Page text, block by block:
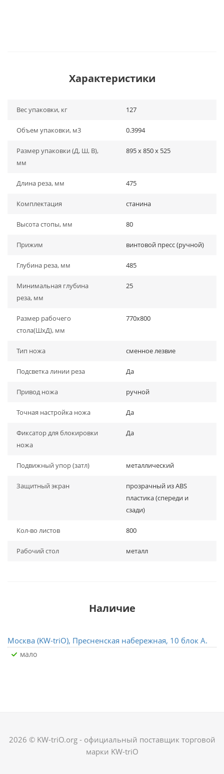
Характеристики
Вес упаковки, кг 127
Объем упаковки, м3 0.3994
Размер упаковки (Д, Ш, В),
мм
895 x 850 x 525
Длина реза, мм 475
Комплектация станина
Высота стопы, мм 80
Прижим винтовой пресс (ручной)
Глубина реза, мм 485
Минимальная глубина
реза, мм
25
Размер рабочего
стола(ШхД), мм
770х800
Тип ножа сменное лезвие
Подсветка линии реза Да
Привод ножа ручной
Точная настройка ножа Да
Фиксатор для блокировки
ножа
Да
Подвижный упор (затл) металлический
Защитный экран
прозрачный из АВS
пластика (спереди и
сзади)
Кол-во листов 800
Рабочий стол металл
Наличие
Москва (KW-triO), Пресненская набережная, 10 блок А.
Мало
2026 © KW-triO.org - официальный поставщик торговой
марки KW-triO